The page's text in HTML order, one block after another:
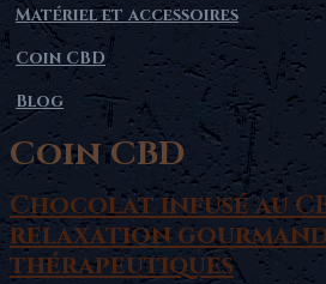
Matériel et accessoires
Coin CBD
Blog
Coin CBD
Chocolat infusé au
relaxation
thérapeutiques